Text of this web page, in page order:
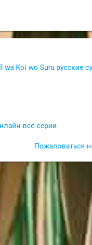
Koi wo Suru русские
все серии
Пожаловаться